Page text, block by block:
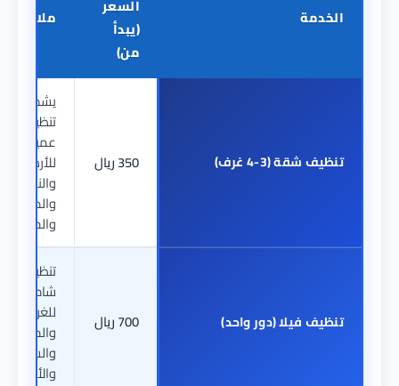
الخدمة
السعر
(يبدأ
من)
ملاحظات
تنظيف شقة (3-4 غرف) 350 ريال
يشمل
تنظيف
عميق
للأرضيات
والنوافذ
والمطابخ
والحمامات
تنظيف فيلا (دور واحد) 700 ريال
تنظيف
شامل
للغرف
والمجالس
والسلالم
والأسطح